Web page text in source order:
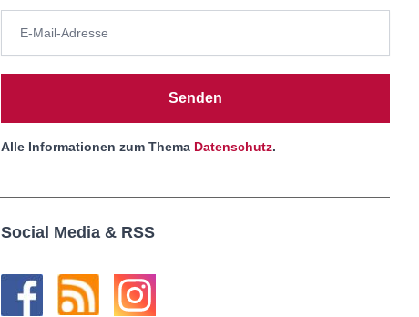
Senden
Alle Informationen zum Thema Datenschutz.
Social Media & RSS